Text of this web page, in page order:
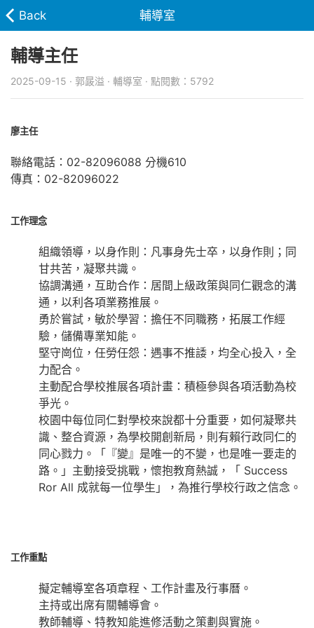
Back 輔導室
輔導主任
2025-09-15 · 郭晸溢 · 輔導室 · 點閱數：5792
廖主任
聯絡電話：02-82096088 分機610
傳真：02-82096022
工作理念
組織領導，以身作則：凡事身先士卒，以身作則；同
甘共苦，凝聚共識。
協調溝通，互助合作：居間上級政策與同仁觀念的溝
通，以利各項業務推展。
勇於嘗試，敏於學習：擔任不同職務，拓展工作經
驗，儲備專業知能。
堅守崗位，任勞任怨：遇事不推諉，均全心投入，全
力配合。
主動配合學校推展各項計畫：積極參與各項活動為校
爭光。
校園中每位同仁對學校來說都十分重要，如何凝聚共
識、整合資源，為學校開創新局，則有賴行政同仁的
同心戮力。「『變』是唯一的不變，也是唯一要走的
路。」主動接受挑戰，懷抱教育熱誠，「 Success
Ror All 成就每一位學生」，為推行學校行政之信念。
工作重點
擬定輔導室各項章程、工作計畫及行事曆。
主持或出席有關輔導會。
教師輔導、特教知能進修活動之策劃與實施。